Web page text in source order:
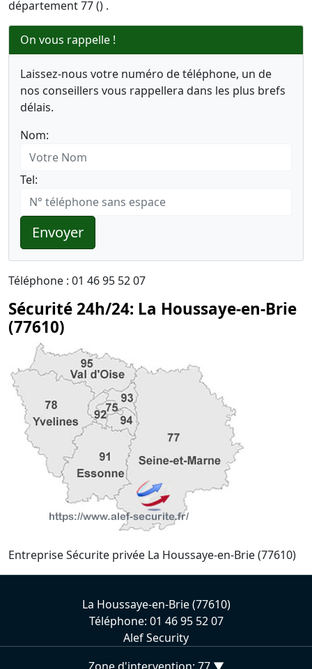
département 77 () .
On vous rappelle !
Laissez-nous votre numéro de téléphone, un de
nos conseillers vous rappellera dans les plus brefs
délais.
Nom:
Tel:
Envoyer
Téléphone : 01 46 95 52 07
Sécurité 24h/24: La Houssaye-en-Brie
(77610)
Entreprise Sécurite privée La Houssaye-en-Brie (77610)
La Houssaye-en-Brie (77610)
Téléphone: 01 46 95 52 07
Alef Security